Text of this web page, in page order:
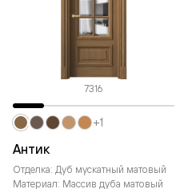
7316
Антик
Отделка: Дуб мускатный матовый
Материал: Массив дуба матовый
+1